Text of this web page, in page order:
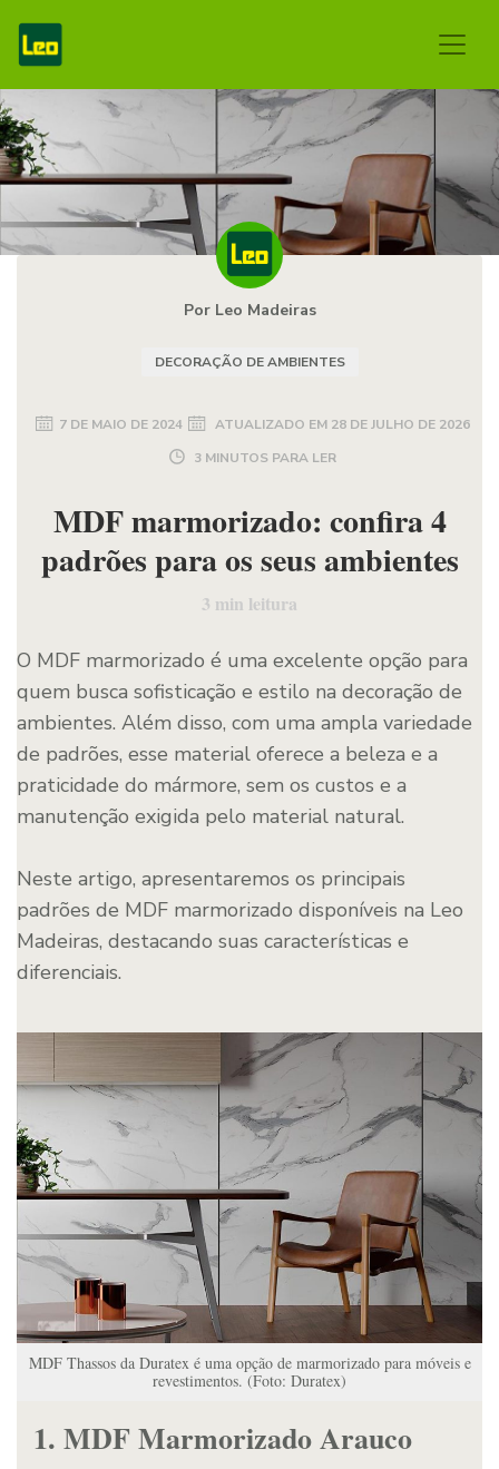
Por Leo Madeiras
DECORAÇÃO DE AMBIENTES
7 DE MAIO DE 2024 ATUALIZADO EM 28 DE JULHO DE 2026
3 MINUTOS PARA LER
MDF marmorizado: confira 4
padrões para os seus ambientes
3 min leitura
O MDF marmorizado é uma excelente opção para
quem busca sofisticação e estilo na decoração de
ambientes. Além disso, com uma ampla variedade
de padrões, esse material oferece a beleza e a
praticidade do mármore, sem os custos e a
manutenção exigida pelo material natural.
Neste artigo, apresentaremos os principais
padrões de MDF marmorizado disponíveis na Leo
Madeiras, destacando suas características e
diferenciais.
MDF Thassos da Duratex é uma opção de marmorizado para móveis e
revestimentos. (Foto: Duratex)
1. MDF Marmorizado Arauco